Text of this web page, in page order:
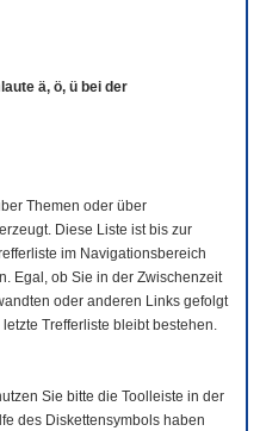
ä, ö, ü bei der
Themen oder über
Diese Liste ist bis zur
im Navigationsbereich
Egal, ob Sie in der Zwischenzeit
oder anderen Links gefolgt
Trefferliste bleibt bestehen.
Sie bitte die Tool leiste in der
des Diskettensymbols haben